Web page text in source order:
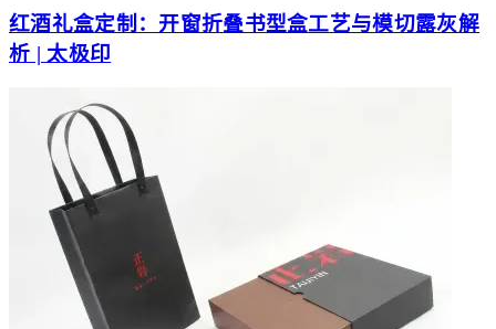
红酒礼盒定制：开窗折叠书型盒工艺与模切露灰解
析 | 太极印